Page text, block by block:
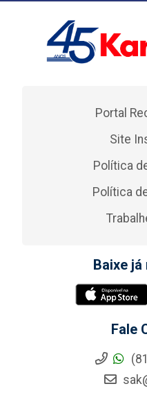
Portal
Site
Política
Política
Baixe já
Fale